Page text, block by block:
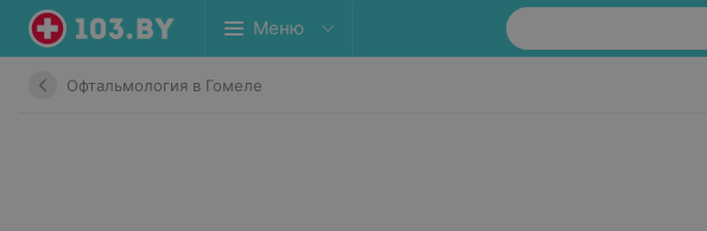
Меню
Офтальмология в Гомеле